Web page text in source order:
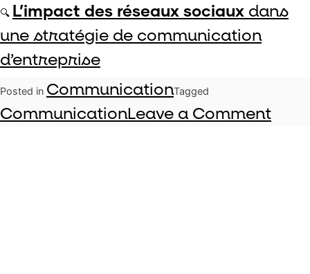
🔍 L’impact des réseaux sociaux dans
une stratégie de communication
d’entreprise
Posted in CommunicationTagged
CommunicationLeave a Commenton